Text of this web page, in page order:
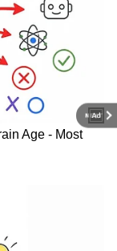
NEXT
ఒక
ఓపెన్‌ చేస్తారు.
స్టార్ట్
కూడా
ఎలాగైనా
పెళ్లిని